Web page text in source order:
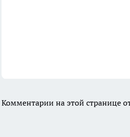
Комментарии на этой странице